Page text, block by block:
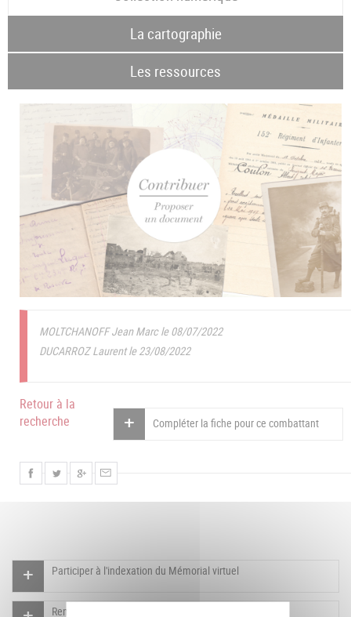
La cartographie
Les ressources
MOLTCHANOFF Jean Marc le 08/07/2022
DUCARROZ Laurent le 23/08/2022
Compléter la fiche pour ce combattant
Retour à la
recherche
Participer à l'indexation du Mémorial virtuel
Rendre un hommage pour ce combattant